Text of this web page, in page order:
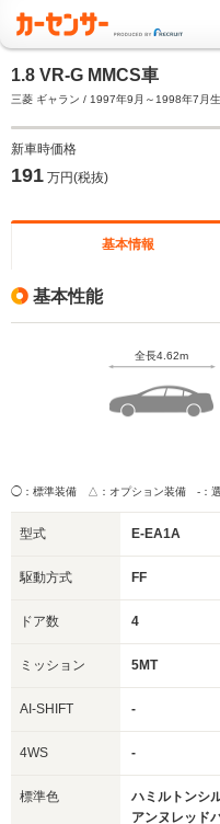
1.8 VR-G MMCS車
三菱 ギャラン / 1997年9月～1998年7月
新車時価格
191 万円(税抜)
基本情報
基本性能
全長4.62m
◯：標準装備 △：オプション装備 -：
型式 E-EA1A
駆動方式 FF
ドア数 4
ミッション 5MT
AI-SHIFT -
4WS -
標準色
ハミルトンシ
アンヌレッド